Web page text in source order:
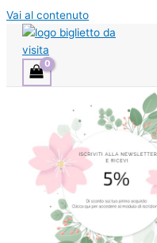
Vai al contenuto